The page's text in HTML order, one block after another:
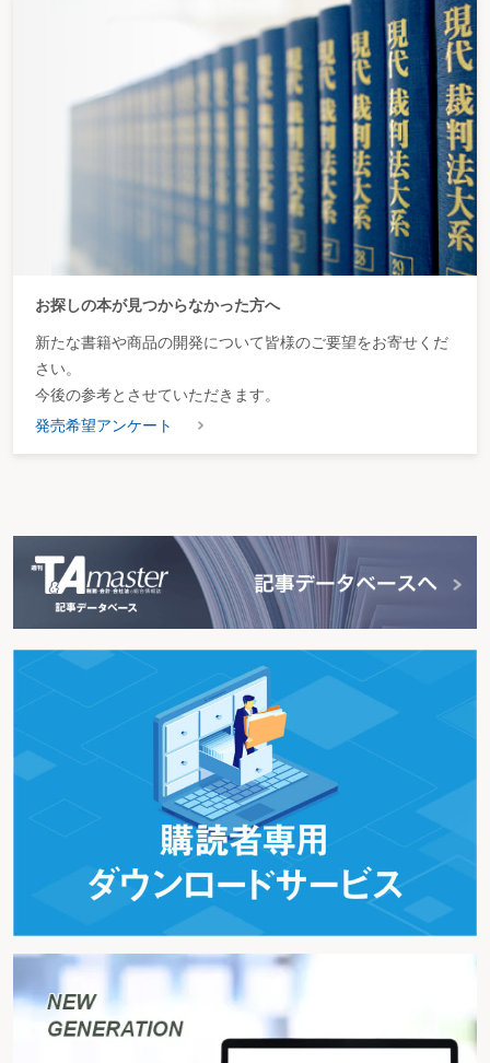
お探しの本が見つからなかった方へ
新たな書籍や商品の開発について皆様のご要望をお寄せくだ
さい。
今後の参考とさせていただきます。
発売希望アンケート